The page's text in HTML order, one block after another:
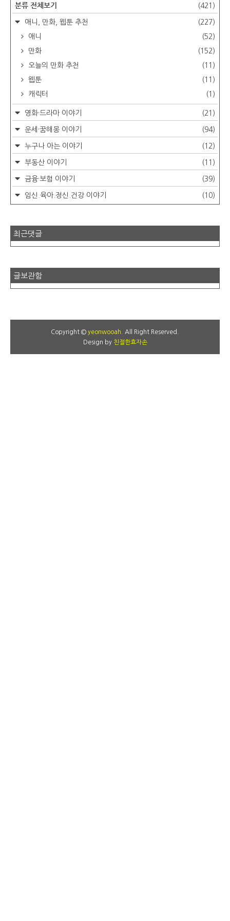
분류 전체보기 (421)
애니, 만화, 웹툰 추천
(227)
애니
(52)
만화
(152)
오늘의 만화 추천
(11)
웹툰
(11)
캐릭터
(1)
영화·드라마 이야기 (21)
운세·꿈해몽 이야기 (94)
누구나 아는 이야기 (12)
부동산 이야기 (11)
금융·보험 이야기 (39)
임신.육아.정신.건강 이야기 (10)
최근댓글
글보관함
Copyright © yeonwooah . All Right Reserved.
Design by 친절한효자손